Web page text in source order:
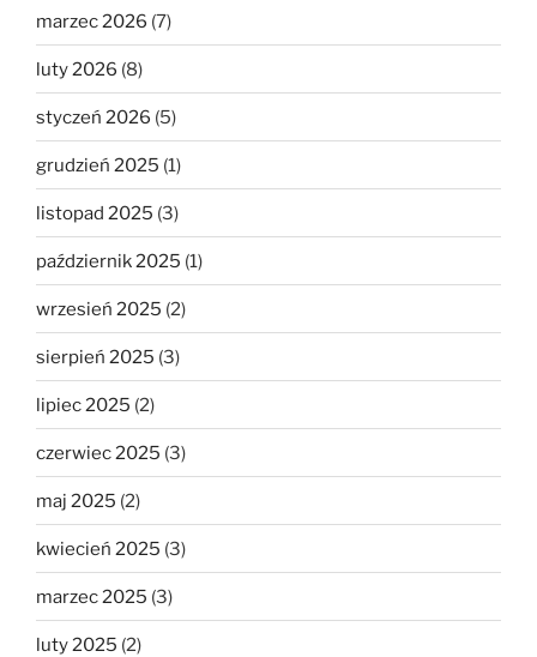
marzec 2026 (7)
luty 2026 (8)
styczeń 2026 (5)
grudzień 2025 (1)
listopad 2025 (3)
październik 2025 (1)
wrzesień 2025 (2)
sierpień 2025 (3)
lipiec 2025 (2)
czerwiec 2025 (3)
maj 2025 (2)
kwiecień 2025 (3)
marzec 2025 (3)
luty 2025 (2)